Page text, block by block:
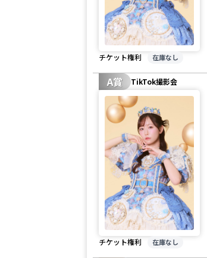
チケット権利 在庫なし
A賞 TikTok撮影会
チケット権利 在庫なし